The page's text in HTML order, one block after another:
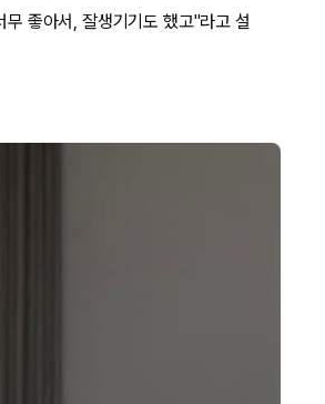
좋아서, 잘생기기도 했고"라고 설